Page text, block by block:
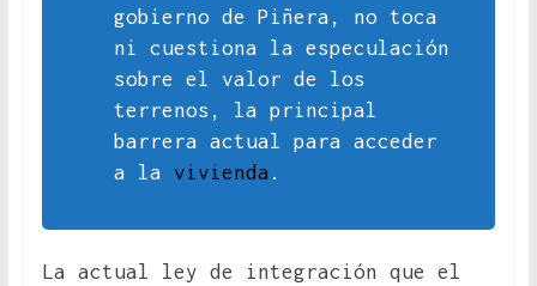
gobierno de Piñera, no toca
ni cuestiona la especulación
sobre el valor de los
terrenos, la principal
barrera actual para acceder
a la vivienda .
La actual ley de integración que el